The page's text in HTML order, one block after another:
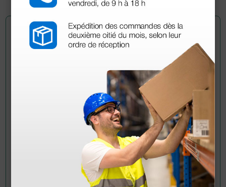
Pregúntale a un colega
¿Todavía tienes alguna duda? ¿Necesitas más
Envía ahora mismo tu pregunta a los colegas que ya
han adquirido este producto.